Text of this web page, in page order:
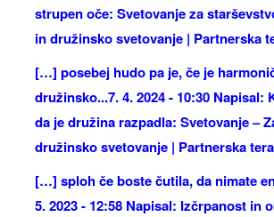
strupen oče: Svetovanje za
in družinsko svetovanje | Partnerska
[…] posebej hudo pa je, če je
družinsko...7. 4. 2024 - 10:30 Napisal:
da je družina razpadla: Svetovanje –
družinsko svetovanje | Partnerska
[…] sploh če boste čutila, da nimate
5. 2023 - 12:58 Napisal: Izčrpanost in